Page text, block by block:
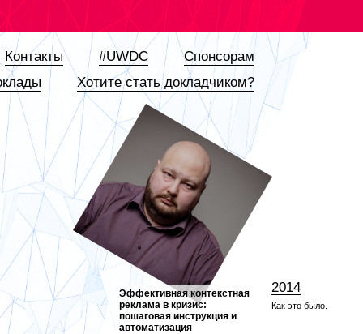
Контакты #UWDC
Спонсорам
Хотите стать докладчиком?
Эффективная контекстная
реклама в кризис:
пошаговая инструкция и
автоматизация
2014
Как это было.